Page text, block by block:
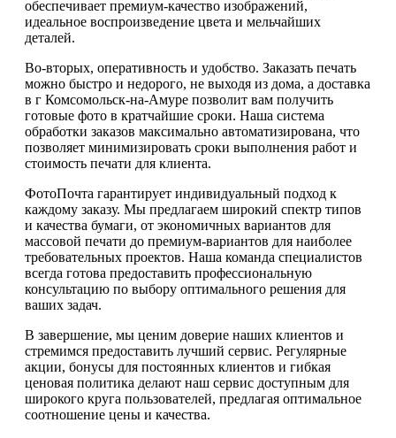
обеспечивает премиум-качество изображений,
идеальное воспроизведение цвета и мельчайших
деталей.
Во-вторых, оперативность и удобство. Заказать печать
можно быстро и недорого, не выходя из дома, а доставка
в г Комсомольск-на-Амуре позволит вам получить
готовые фото в кратчайшие сроки. Наша система
обработки заказов максимально автоматизирована, что
позволяет минимизировать сроки выполнения работ и
стоимость печати для клиента.
ФотоПочта гарантирует индивидуальный подход к
каждому заказу. Мы предлагаем широкий спектр типов
и качества бумаги, от экономичных вариантов для
массовой печати до премиум-вариантов для наиболее
требовательных проектов. Наша команда специалистов
всегда готова предоставить профессиональную
консультацию по выбору оптимального решения для
ваших задач.
В завершение, мы ценим доверие наших клиентов и
стремимся предоставить лучший сервис. Регулярные
акции, бонусы для постоянных клиентов и гибкая
ценовая политика делают наш сервис доступным для
широкого круга пользователей, предлагая оптимальное
соотношение цены и качества.